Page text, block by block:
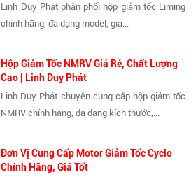
Linh Duy Phát phân phối hộp giảm tốc Liming
chính hãng, đa dạng model, giá...
Hộp Giảm Tốc NMRV Giá Rẻ, Chất Lượng
Cao | Linh Duy Phát
Linh Duy Phát chuyên cung cấp hộp giảm tốc
NMRV chính hãng, đa dạng kích thước,...
Đơn Vị Cung Cấp Motor Giảm Tốc Cyclo
Chính Hãng, Giá Tốt